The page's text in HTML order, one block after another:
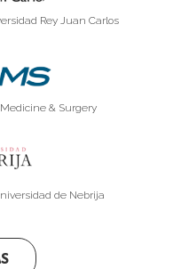
Rey Juan Carlos
& Surgery
de Nebrija